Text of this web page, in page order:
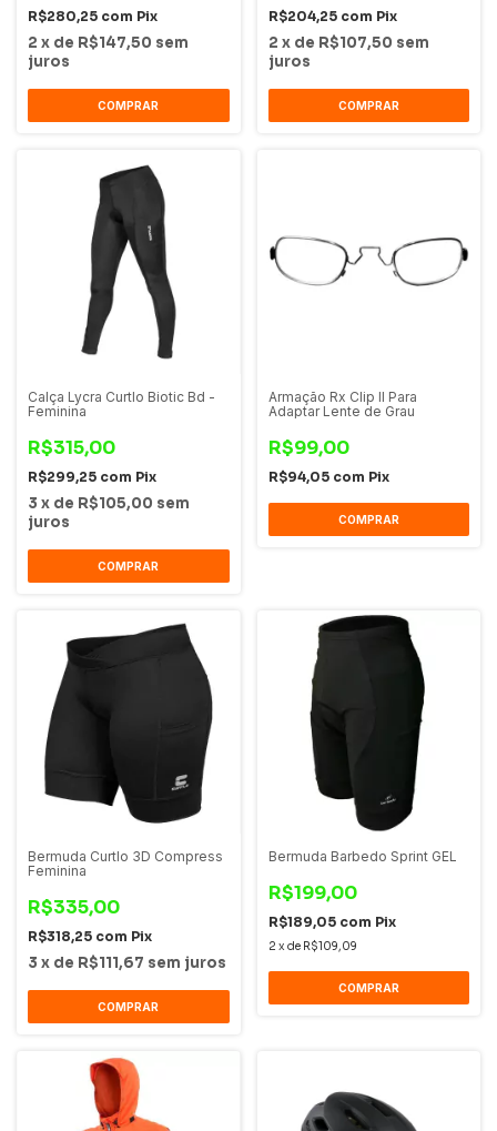
R$280,25 com Pix
2 x de R$147,50 sem
juros
COMPRAR
R$204,25 com Pix
2 x de R$107,50 sem
juros
COMPRAR
Calça Lycra Curtlo Biotic Bd -
Feminina
R$315,00
R$299,25 com Pix
3 x de R$105,00 sem
juros
COMPRAR
Armação Rx Clip II Para
Adaptar Lente de Grau
R$99,00
R$94,05 com Pix
COMPRAR
Bermuda Curtlo 3D Compress
Feminina
R$335,00
R$318,25 com Pix
3 x de R$111,67 sem juros
COMPRAR
Bermuda Barbedo Sprint GEL
R$199,00
R$189,05 com Pix
2 x de R$109,09
COMPRAR